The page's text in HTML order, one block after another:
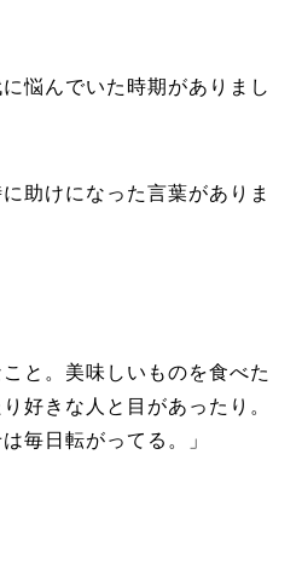
悩んでいた時期がありまし
助けになった言葉がありま
と。美味しいものを食べた
好きな人と目があったり。
毎日転がってる。」